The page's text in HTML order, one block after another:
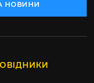
НОВИНИ